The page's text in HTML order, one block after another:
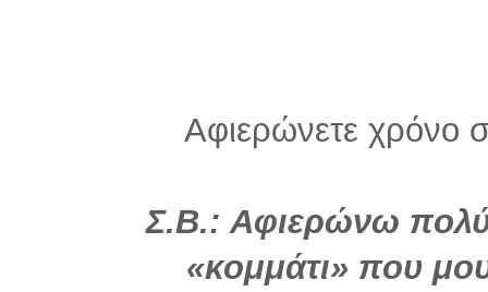
Αφιερώνετε χρόνο
Σ.Β.: Αφιερώνω πολύ
«κομμάτι» που